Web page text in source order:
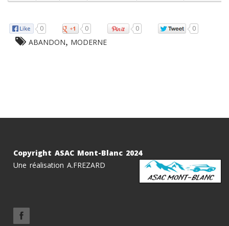
0 0 0 0
ABANDON, MODERNE
Copyright ASAC Mont-Blanc 2024
Une réalisation A.FREZARD